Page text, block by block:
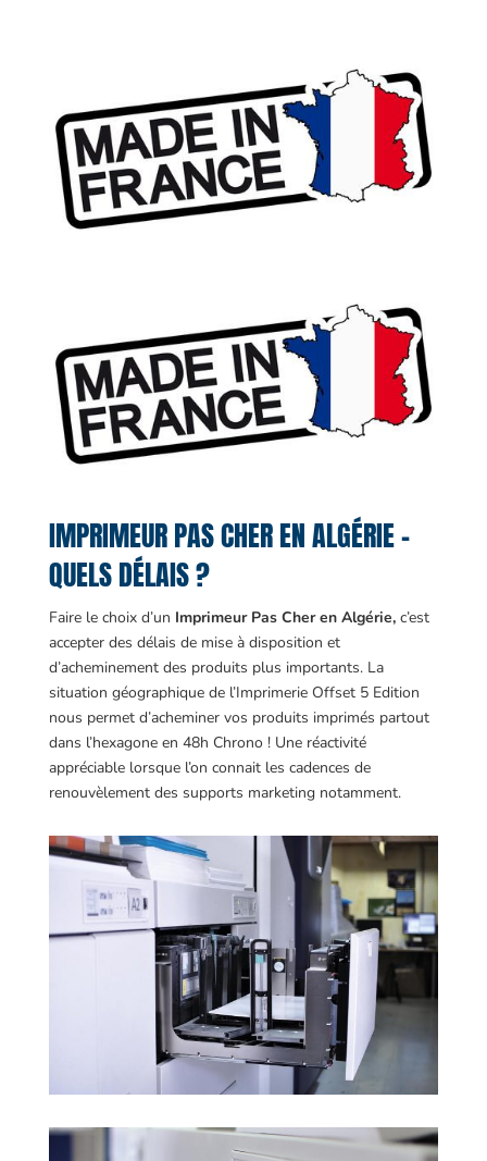
IMPRIMEUR PAS CHER EN ALGÉRIE –
QUELS DÉLAIS ?
Faire le choix d’un Imprimeur Pas Cher en Algérie,c’est
accepter des délais de mise à disposition et
d’acheminement des produits plus importants. La
situation géographique de l’Imprimerie Offset 5 Edition
nous permet d’acheminer vos produits imprimés partout
dans l’hexagone en 48h Chrono ! Une réactivité
appréciable lorsque l’on connait les cadences de
renouvèlement des supports marketing notamment.